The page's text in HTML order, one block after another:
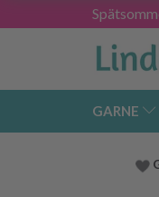
GARNE